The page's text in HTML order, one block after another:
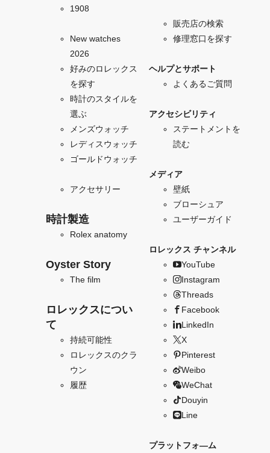
1908
New watches
2026
好みのロレックス
を探す
時計のスタイルを
選ぶ
メンズウォッチ
レディスウォッチ
ゴールドウォッチ
アクセサリー
時計製造
Rolex anatomy
Oyster Story
The film
ロレックスについ
て
持続可能性
ロレックスのクラ
ウン
履歴
販売店の検索
修理窓口を探す
ヘルプとサポート
よくあるご質問
アクセシビリティ
ステートメントを
読む
メディア
壁紙
ブローシュア
ユーザーガイド
ロレックス チャンネル
YouTube
Instagram
Threads
Facebook
LinkedIn
X
Pinterest
Weibo
WeChat
Douyin
Line
プラットフォ―ム